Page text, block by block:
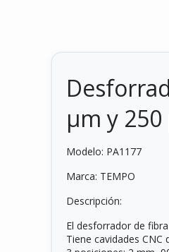
µm y
Modelo: PA1177
Marca: TEMPO
Descripción:
El desforrador de
Tiene cavidades